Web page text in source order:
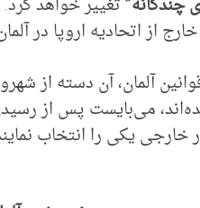
از اتحادیه اروپا در
آلمان، آن دسته از
یکی را انتخاب